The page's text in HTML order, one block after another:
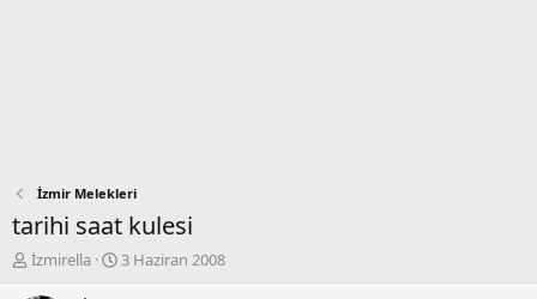
İzmir Melekleri
tarihi saat kulesi
K
İzmirella
B
3 Haziran 2008